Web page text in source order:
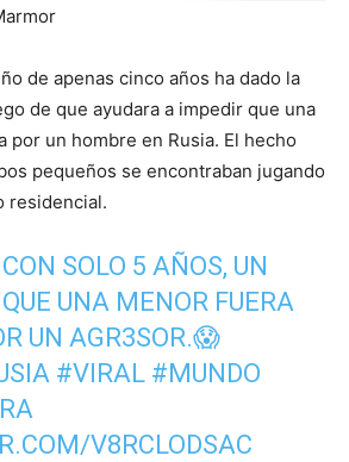
de apenas cinco años ha dado la
de que ayudara a impedir que una
por un hombre en Rusia. El hecho
pequeños se encontraban jugando
residencial.
CON SOLO 5 AÑOS, UN
UNA MENOR FUERA
UN AGR3SOR.😱
#VIRAL #MUNDO
V8RCLODSAC